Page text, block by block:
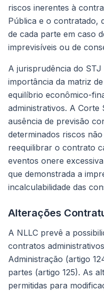
riscos inerentes à
Pública e o contratado,
de cada parte em caso
imprevisíveis ou de
A jurisprudência do
importância da matriz
equilíbrio econômico-
administrativos. A Corte
ausência de previsão
determinados riscos
reequilibrar o contrato
eventos onere
que demonstrada a
incalculabilidade das
Alterações
A NLLC prevê a
contratos
Administração (artigo
partes (artigo 125). As
permitidas para